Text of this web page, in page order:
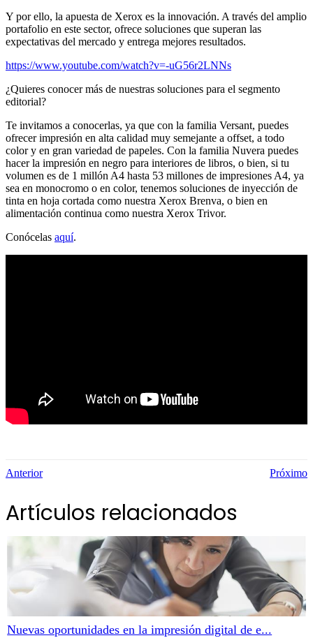
Y por ello, la apuesta de Xerox es la innovación. A través del amplio
portafolio en este sector, ofrece soluciones que superan las
expectativas del mercado y entrega mejores resultados.
https://www.youtube.com/watch?v=-uG56r2LNNs
¿Quieres conocer más de nuestras soluciones para el segmento
editorial?
Te invitamos a conocerlas, ya que con la familia Versant, puedes
ofrecer impresión en alta calidad muy semejante a offset, a todo
color y en gran variedad de papeles. Con la familia Nuvera puedes
hacer la impresión en negro para interiores de libros, o bien, si tu
volumen es de 1 millón A4 hasta 53 millones de impresiones A4, ya
sea en monocromo o en color, tenemos soluciones de inyección de
tinta en hoja cortada como nuestra Xerox Brenva, o bien en
alimentación continua como nuestra Xerox Trivor.
Conócelas aquí.
Anterior Próximo
Artículos relacionados
Nuevas oportunidades en la impresión digital de e...